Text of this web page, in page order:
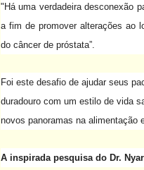
"Há uma verdadeira desconexão
a fim de promover alterações ao
do câncer de próstata”.
Foi este desafio de ajudar seus
duradouro com um estilo de vida
novos panoramas na alimentação
A inspirada pesquisa do Dr.